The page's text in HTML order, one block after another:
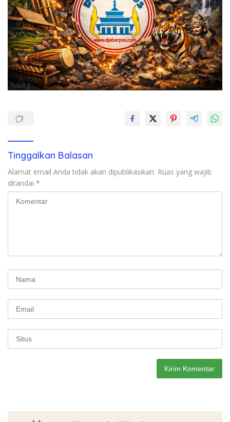
Tinggalkan Balasan
Alamat email Anda tidak akan dipublikasikan. Ruas yang wajib
ditandai *